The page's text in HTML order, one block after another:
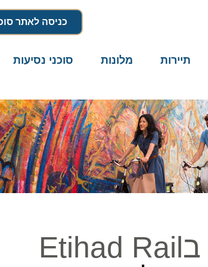
כניסה לאתר סוכנים
תיירות מלונות סוכני נסיעות